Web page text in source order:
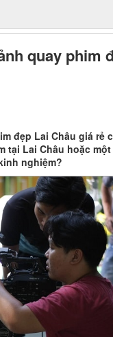
quay phim
đẹp Lai Châu giá rẻ
tại Lai Châu hoặc
nghiệm?